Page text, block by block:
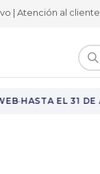
| Atención al
Vuelta al
·HASTA EL 31 DE